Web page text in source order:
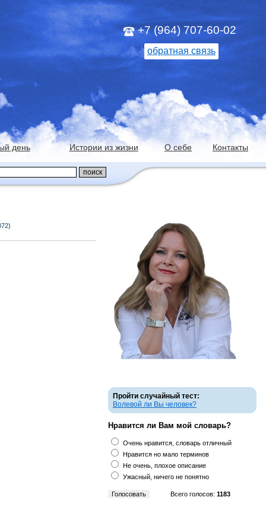
+7 (964) 707-60-02
обратная связь
день Истории из жизни О себе Контакты
Пройти случайный тест:
Волевой ли Вы человек?
Нравится ли Вам мой словарь?
Очень нравится, словарь отличный
Нравится но мало терминов
Не очень, плохое описание
Ужасный, ничего не понятно
Всего голосов: 1183